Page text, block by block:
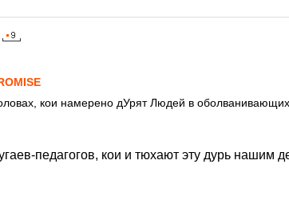
кои намерено дУрят Людей в
педагогов, кои и тюхают эту дурь нашим